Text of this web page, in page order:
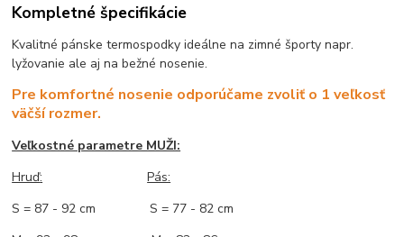
Kompletné špecifikácie
Kvalitné pánske termospodky ideálne na zimné športy napr.
lyžovanie ale aj na bežné nosenie.
Pre komfortné nosenie odporúčame zvoliť o 1 veľkosť
väčší rozmer.
Veľkostné parametre MUŽI:
Hruď:
Pás:
S = 87 - 92 cm S = 77 - 82 cm